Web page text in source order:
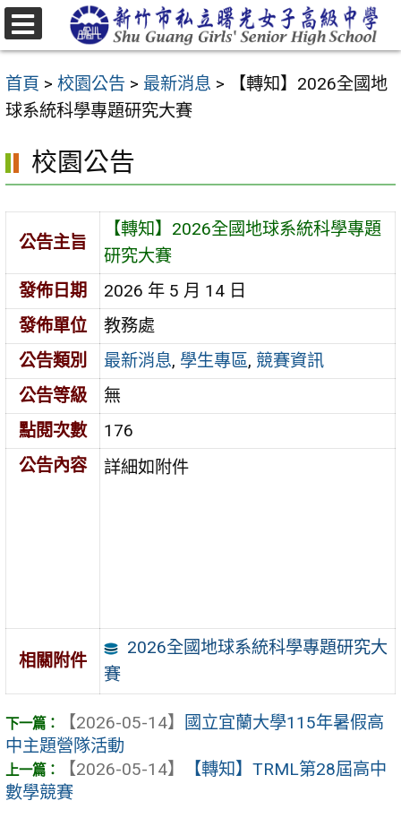
跳
至
要
內
區
首頁 > 校園公告 > 最新消息 >
【轉知】2026全國地
球系統科學專題研究大賽
校園公告
公告主旨
【轉知】2026全國地球系統科學專題
研究大賽
發佈日期
2026 年 5 月 14 日
發佈單位
教務處
公告類別
最新消息, 學生專區, 競賽資訊
公告等級
無
點閱次數
176
公告內容
詳細如附件
相關附件
2026全國地球系統科學專題研究大
賽
【2026-05-14】
國立宜蘭大學115年暑假高
中主題營隊活動
【2026-05-14】
【轉知】TRML第28屆高中
數學競賽
選
單